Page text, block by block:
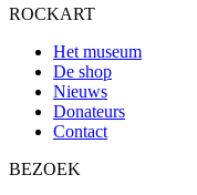
ROCKART
Het museum
De shop
Nieuws
Donateurs
Contact
BEZOEK